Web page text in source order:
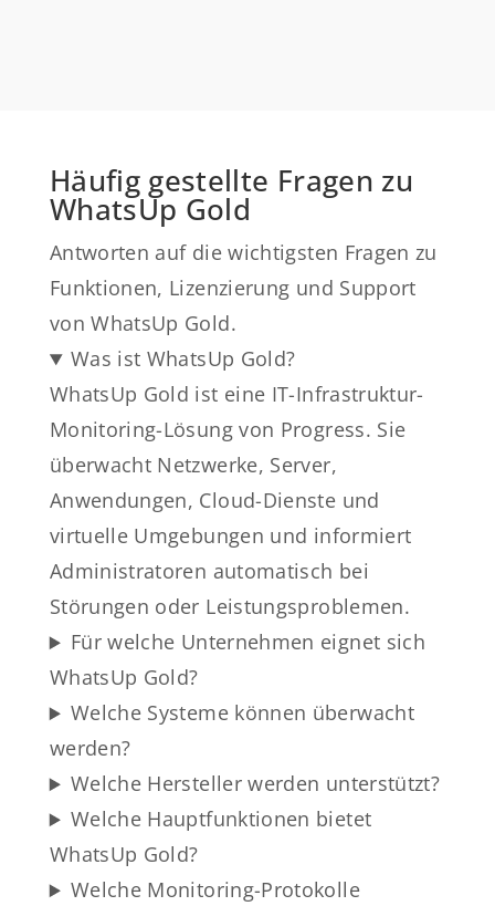
Häufig gestellte Fragen zu
WhatsUp Gold
Antworten auf die wichtigsten Fragen zu
Funktionen, Lizenzierung und Support
von WhatsUp Gold.
Was ist WhatsUp Gold?
WhatsUp Gold ist eine IT-Infrastruktur-
Monitoring-Lösung von Progress. Sie
überwacht Netzwerke, Server,
Anwendungen, Cloud-Dienste und
virtuelle Umgebungen und informiert
Administratoren automatisch bei
Störungen oder Leistungsproblemen.
Für welche Unternehmen eignet sich
WhatsUp Gold?
Welche Systeme können überwacht
werden?
Welche Hersteller werden unterstützt?
Welche Hauptfunktionen bietet
WhatsUp Gold?
Welche Monitoring-Protokolle